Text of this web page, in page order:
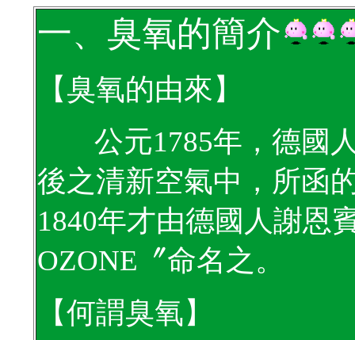
一、 臭氧的簡介
【臭氧的由來】
公元1785年，德國
後之清新空氣中，所函
1840年才由德國人謝恩
OZONE 〞命名之。
【何謂臭氧】